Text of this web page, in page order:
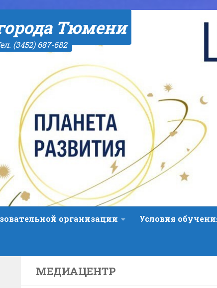
Тюмени
(3452) 687-682
организации Условия
МЕДИАЦЕНТР